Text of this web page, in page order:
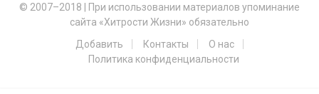
© 2007–2018
При использовании материалов упоминание
сайта «Хитрости Жизни» обязательно
Добавить
Контакты
О нас
Политика конфиденциальности